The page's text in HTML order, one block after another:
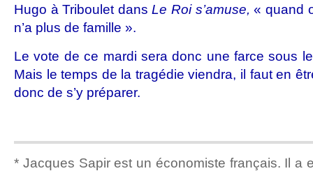
Hugo à Triboulet dansLe Roi s’amuse, « quand
n’a plus de famille ».
Le vote de ce mardi sera donc une farce sous
Mais le temps de la tragédie viendra, il faut en
donc de s’y préparer.
* Jacques Sapir est un économiste français. Il a